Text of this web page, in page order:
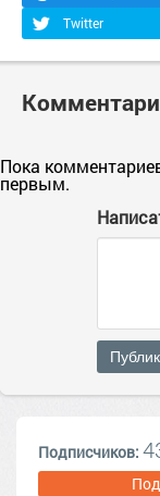
Twitter
Пока
первым.
Подписчиков: